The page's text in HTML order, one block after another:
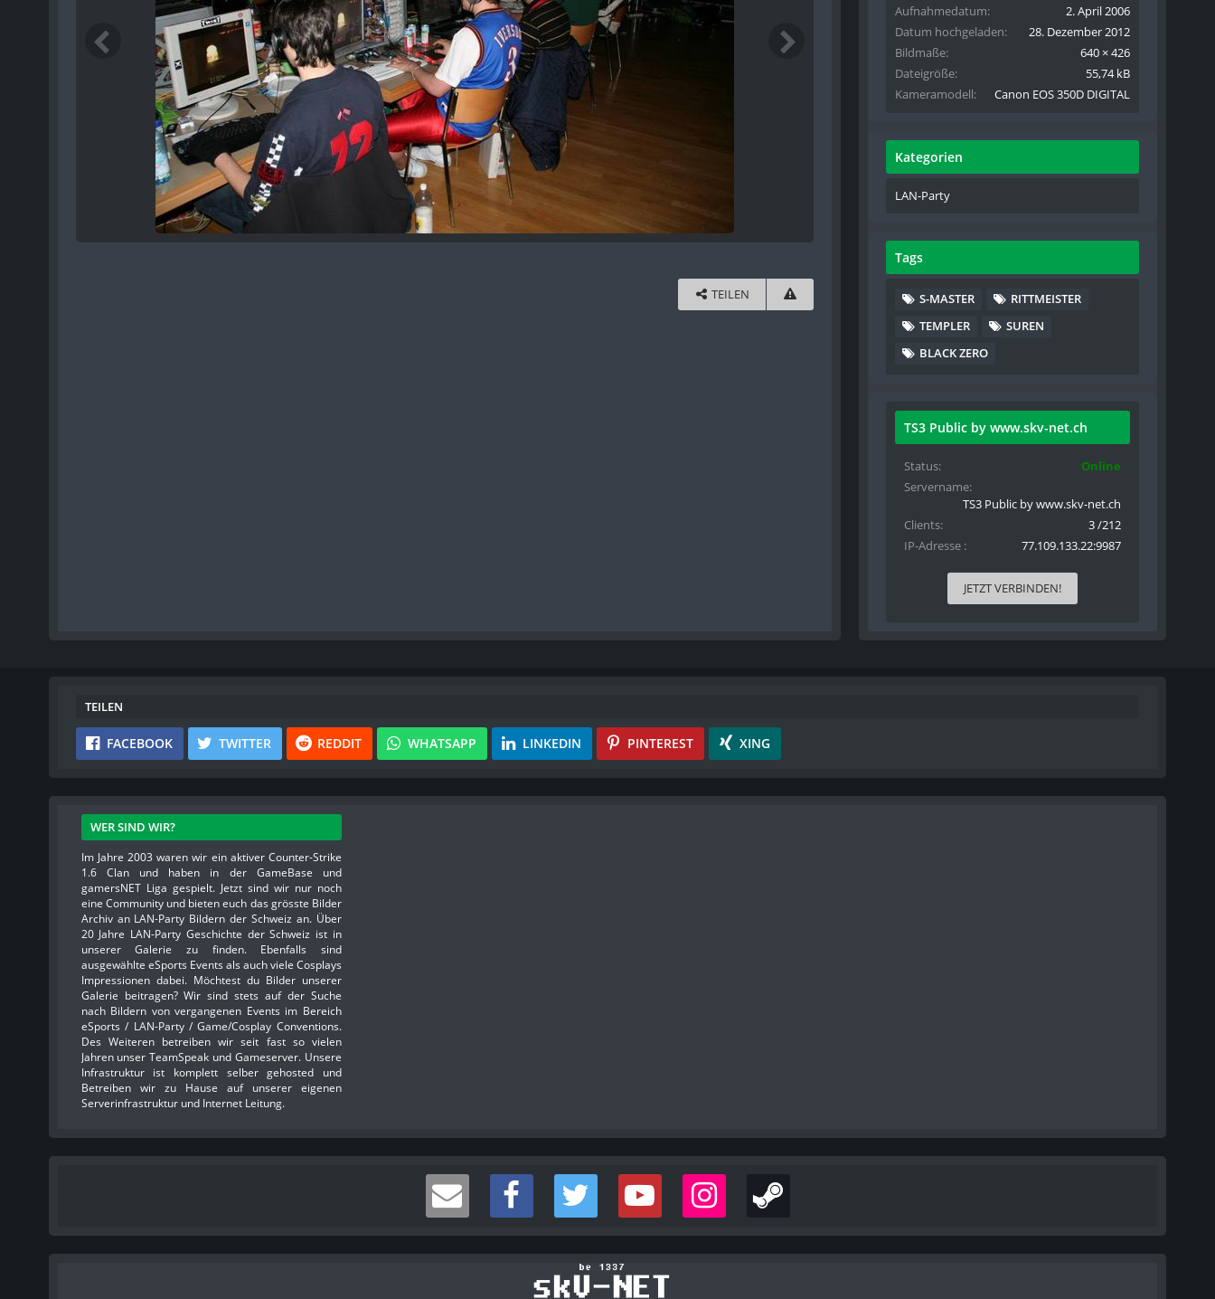
TEILEN
Aufnahmedatum
2. April 2006
Datum hochgeladen
28. Dezember 2012
Bildmaße
640 × 426
Dateigröße
55,74 kB
Kameramodell
Canon EOS 350D DIGITAL
Kategorien
LAN-Party
Tags
S-MASTER
RITTMEISTER
TEMPLER
SUREN
BLACK ZERO
TS3 Public by www.skv-net.ch
Status
Online
Servername
TS3 Public by www.skv-net.ch
Clients
3 /212
IP-Adresse
77.109.133.22:9987
JETZT VERBINDEN!
TEILEN
FACEBOOK TWITTER REDDIT WHATSAPP LINKEDIN PINTEREST XING
WER SIND WIR?
Im Jahre 2003 waren wir ein aktiver Counter-Strike
1.6 Clan und haben in der GameBase und
gamersNET Liga gespielt. Jetzt sind wir nur noch
eine Community und bieten euch das grösste Bilder
Archiv an LAN-Party Bildern der Schweiz an. Über
20 Jahre LAN-Party Geschichte der Schweiz ist in
unserer Galerie zu finden. Ebenfalls sind
ausgewählte eSports Events als auch viele Cosplays
Impressionen dabei. Möchtest du Bilder unserer
Galerie beitragen? Wir sind stets auf der Suche
nach Bildern von vergangenen Events im Bereich
eSports / LAN-Party / Game/Cosplay Conventions.
Des Weiteren betreiben wir seit fast so vielen
Jahren unser TeamSpeak und Gameserver. Unsere
Infrastruktur ist komplett selber gehosted und
Betreiben wir zu Hause auf unserer eigenen
Serverinfrastruktur und Internet Leitung.